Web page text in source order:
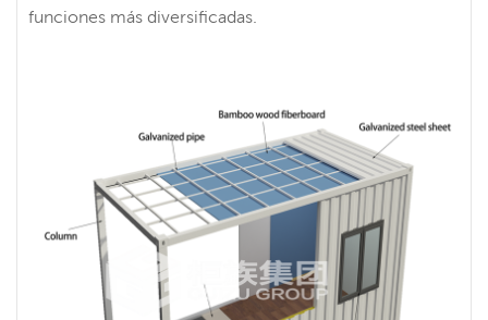
funciones más diversificadas.